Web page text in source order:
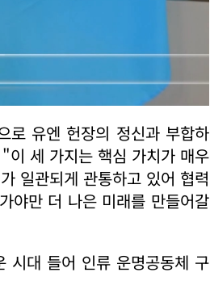
로 유엔 헌장의 정신과 부합하
이 세 가지는 핵심 가치가 매우
일관되게 관통하고 있어 협력
야만 더 나은 미래를 만들어갈
시대 들어 인류 운명공동체 구